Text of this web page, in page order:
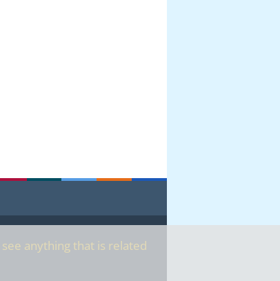
anything that is related